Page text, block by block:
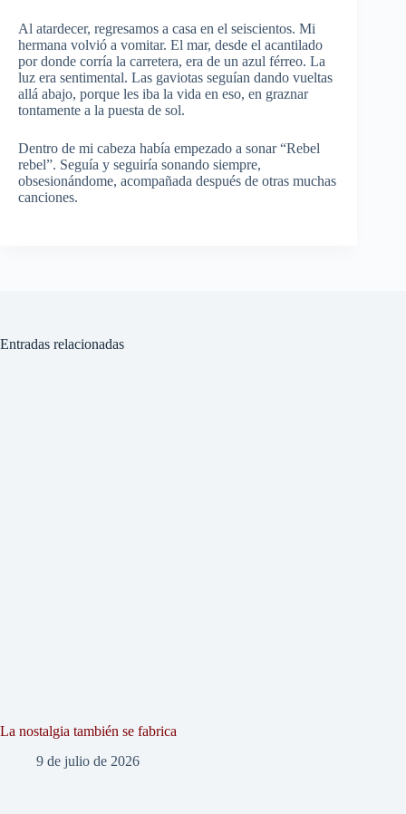
Al atardecer, regresamos a casa en el seiscientos. Mi
hermana volvió a vomitar. El mar, desde el acantilado
por donde corría la carretera, era de un azul férreo. La
luz era sentimental. Las gaviotas seguían dando vueltas
allá abajo, porque les iba la vida en eso, en graznar
tontamente a la puesta de sol.
Dentro de mi cabeza había empezado a sonar “Rebel
rebel”. Seguía y seguiría sonando siempre,
obsesionándome, acompañada después de otras muchas
canciones.
Entradas relacionadas
La nostalgia también se fabrica
9 de julio de 2026